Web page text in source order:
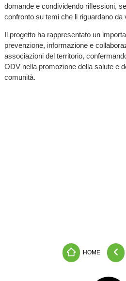
domande e condividendo riflessioni,
confronto su temi che li riguardano da
Il progetto ha rappresentato un
prevenzione, informazione e
associazioni del territorio,
ODV nella promozione della salute e
comunità.
HOME